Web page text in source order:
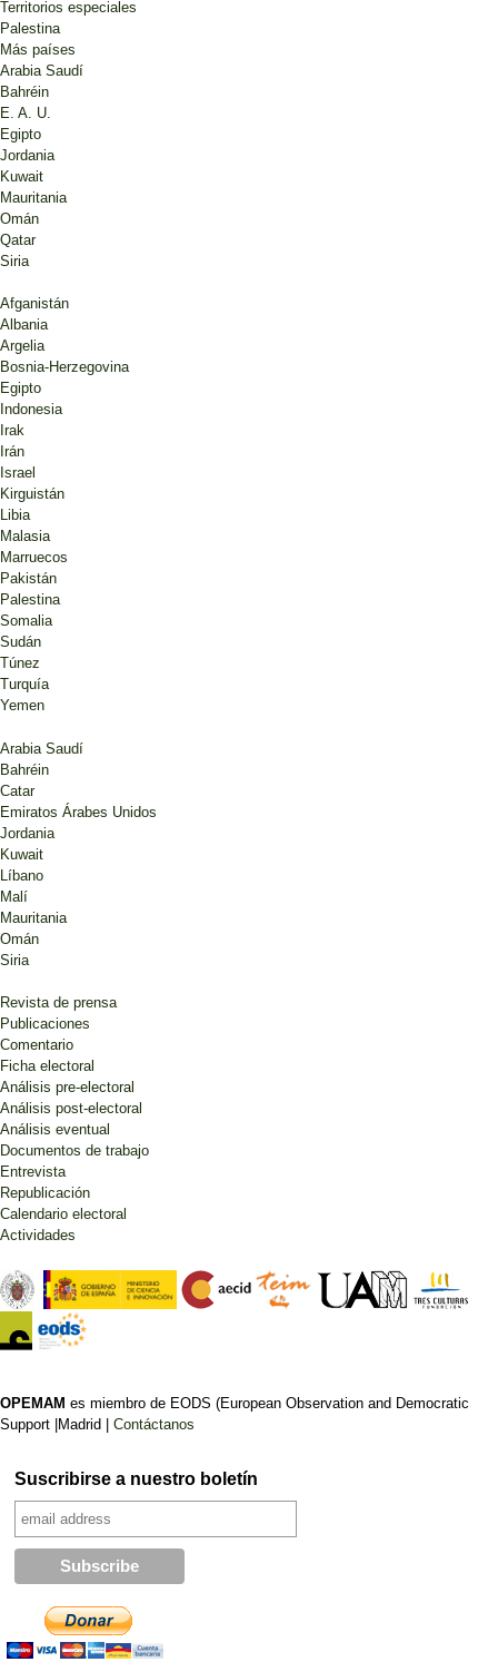
Territorios especiales
Palestina
Más países
Arabia Saudí
Bahréin
E. A. U.
Egipto
Jordania
Kuwait
Mauritania
Omán
Qatar
Siria
Afganistán
Albania
Argelia
Bosnia-Herzegovina
Egipto
Indonesia
Irak
Irán
Israel
Kirguistán
Libia
Malasia
Marruecos
Pakistán
Palestina
Somalia
Sudán
Túnez
Turquía
Yemen
Arabia Saudí
Bahréin
Catar
Emiratos Árabes Unidos
Jordania
Kuwait
Líbano
Malí
Mauritania
Omán
Siria
Revista de prensa
Publicaciones
Comentario
Ficha electoral
Análisis pre-electoral
Análisis post-electoral
Análisis eventual
Documentos de trabajo
Entrevista
Republicación
Calendario electoral
Actividades
OPEMAM es miembro de EODS (European Observation and Democratic
Support |Madrid | Contáctanos
Suscribirse a nuestro boletín